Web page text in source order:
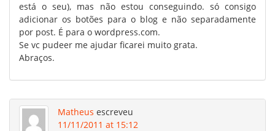
está o seu), mas não estou conseguindo. só consigo
adicionar os botões para o blog e não separadamente
por post. É para o wordpress.com.
Se vc pudeer me ajudar ficarei muito grata.
Abraços.
Matheus escreveu
11/11/2011 at 15:12